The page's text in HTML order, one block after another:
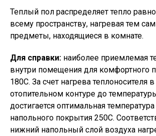
Теплый пол распределяет тепло
всему пространству, нагревая тем
предметы, находящиеся в комнате.
Для справки: наиболее приемлемая
внутри помещения для комфортного
180С. За счет нагрева теплоносителя
отопительном контуре до
достигается оптимальная
напольного покрытия 250С.
нижний напольный слой воздуха